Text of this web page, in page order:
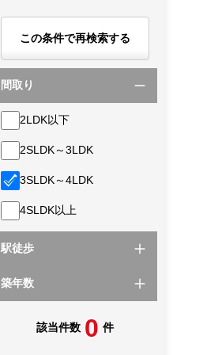
この条件で再検索する
間取り
2LDK以下
2SLDK～3LDK
3SLDK～4LDK
4SLDK以上
駅徒歩
築年数
該当件数 0 件